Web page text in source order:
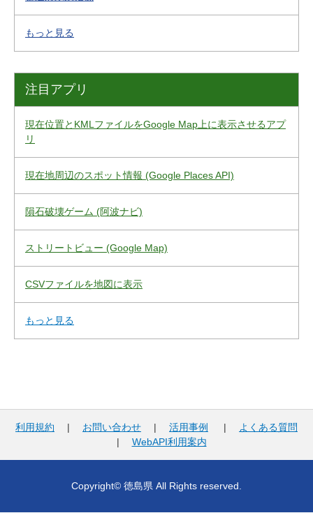
もっと見る
注目アプリ
現在位置とKMLファイルをGoogle Map上に表示させるアプ
リ
現在地周辺のスポット情報 (Google Places API)
隕石破壊ゲーム (阿波ナビ)
ストリートビュー (Google Map)
CSVファイルを地図に表示
もっと見る
利用規約 | お問い合わせ | 活用事例 |
よくある質問
| WebAPI利用案内
Copyright© 徳島県 All Rights reserved.